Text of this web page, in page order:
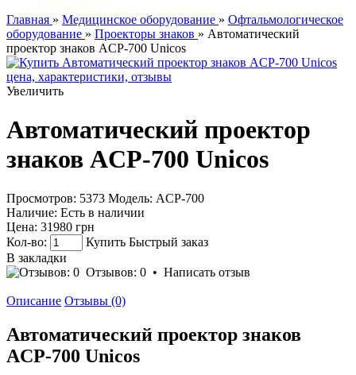
Главная » Медицинское оборудование » Офтальмологическое
оборудование » Проекторы знаков » Автоматический
проектор знаков AСР-700 Unicos
Увеличить
Автоматический проектор
знаков AСР-700 Unicos
Просмотров: 5373 Модель: AСР-700
Наличие: Есть в наличии
Цена: 31980 грн
Кол-во:
Купить Быстрый заказ
В закладки
Отзывов: 0 • Написать отзыв
Описание Отзывы (0)
Автоматический проектор знаков
AСР-700 Unicos